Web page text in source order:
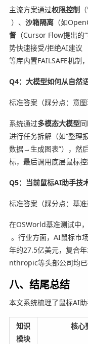
主流方案通过权限控制
）、 沙箱隔离（如
督（Cursor Flow提出的
势快速接受/拒绝AI建议
等库内置FAILSAFE机制
Q4：大模型如何从自然
标准答案（踩分点：意
系统通过多模态大模型
进行任务拆解（如“整理
数据→生成图表”），然
标，最后调用底层鼠标
Q5：当前鼠标AI助手技
标准答案（踩分点：基准
在OSWorld基准测试中
。行业方面，AI鼠标市
年的27.5亿美元，复合
nthropic等头部公司均
八、结尾总结
本文系统梳理了鼠标AI
知识
模块
核心